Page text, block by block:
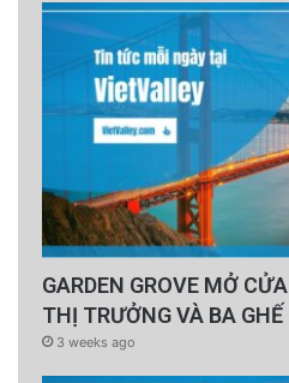
GARDEN GROVE MỞ
THỊ TRƯỞNG VÀ BA
3 weeks ago